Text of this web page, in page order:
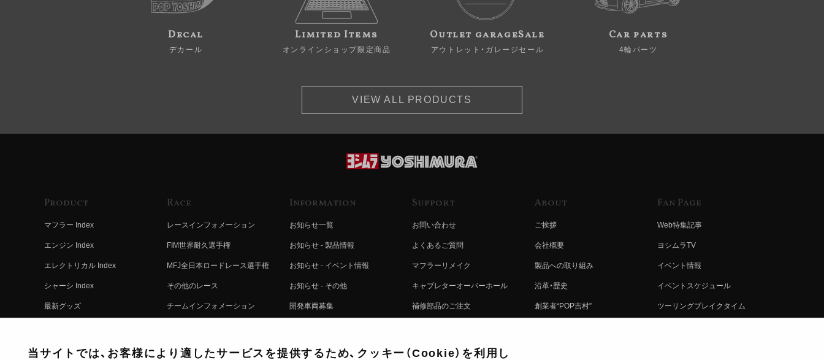
Decal
デカール
Limited Items
オンラインショップ限定商品
Outlet garageSale
アウトレット・ガレージセール
Car parts
4輪パーツ
VIEW ALL PRODUCTS
Product
マフラー Index
エンジン Index
エレクトリカル Index
シャーシ Index
最新グッズ
コンプリート
Race
レースインフォメーション
FIM世界耐久選手権
MFJ全日本ロードレース選手権
その他のレース
チームインフォメーション
レースムービー
Information
お知らせ一覧
お知らせ - 製品情報
お知らせ - イベント情報
お知らせ - その他
開発車両募集
注文方法
Support
お問い合わせ
よくあるご質問
マフラーリメイク
キャブレターオーバーホール
補修部品のご注文
製品に関する重要なお知らせ
About
ご挨拶
会社概要
製品への取り組み
沿革・歴史
創業者“POP吉村”
Fan Page
Web特集記事
ヨシムラTV
イベント情報
イベントスケジュール
ツーリングブレイクタイム
当サイトでは、お客様により適したサービスを提供するため、クッキー（Cookie）を利用し